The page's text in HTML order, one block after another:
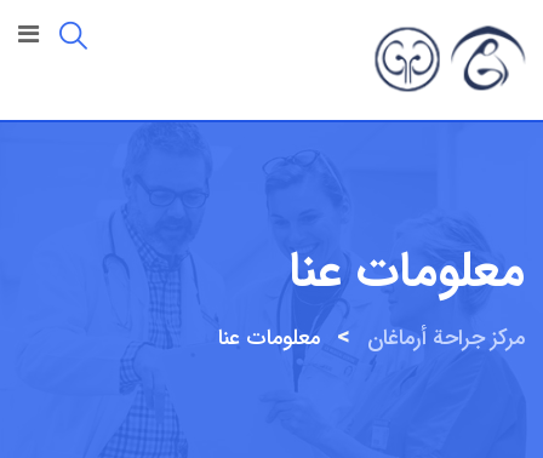
معلومات عنا
مركز جراحة أرماغان > معلومات عنا